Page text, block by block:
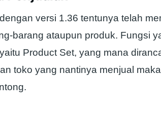
versi 1.36 tentunya telah
barang ataupun produk. Fungsi
Product Set, yang mana
toko yang nantinya menjual